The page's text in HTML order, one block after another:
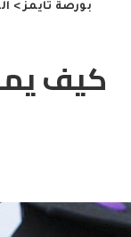
بورصة تايمز>
كيف